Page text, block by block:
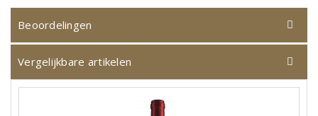
Beoordelingen
Vergelijkbare artikelen